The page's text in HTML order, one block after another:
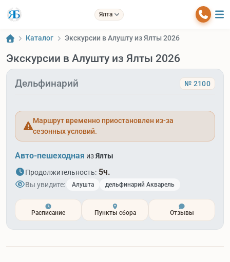
Ялта
Каталог Экскурсии в Алушту из Ялты 2026
Экскурсии в Алушту из Ялты 2026
Дельфинарий № 2100
Маршрут временно приостановлен из-за
сезонных условий.
Авто-пешеходная изЯлты
Продолжительность: 5ч.
Вы увидите: Алушта дельфинарий Акварель
Расписание Пункты сбора Отзывы